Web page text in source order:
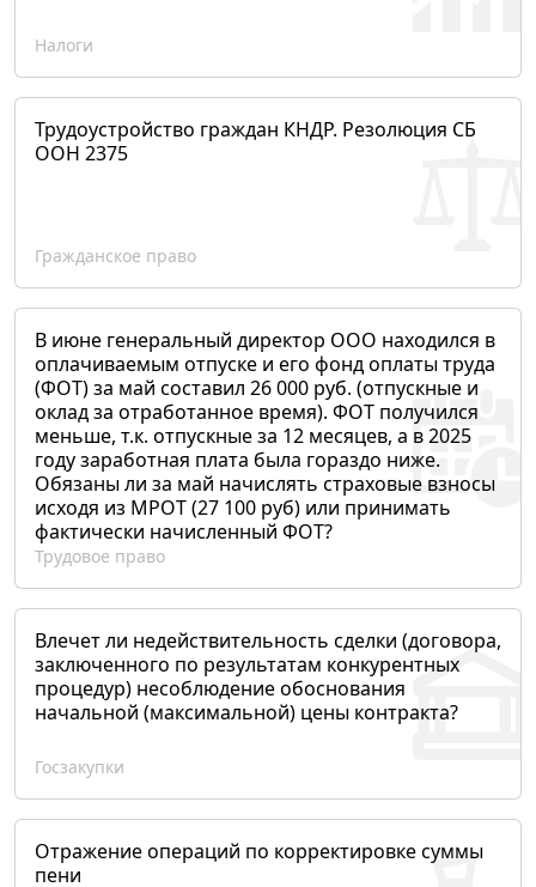
Налоги
Трудоустройство граждан КНДР. Резолюция СБ
ООН 2375
Гражданское право
В июне генеральный директор ООО находился в
оплачиваемым отпуске и его фонд оплаты труда
(ФОТ) за май составил 26 000 руб. (отпускные и
оклад за отработанное время). ФОТ получился
меньше, т.к. отпускные за 12 месяцев, а в 2025
году заработная плата была гораздо ниже.
Обязаны ли за май начислять страховые взносы
исходя из МРОТ (27 100 руб) или принимать
фактически начисленный ФОТ?
Трудовое право
Влечет ли недействительность сделки (договора,
заключенного по результатам конкурентных
процедур) несоблюдение обоснования
начальной (максимальной) цены контракта?
Госзакупки
Отражение операций по корректировке суммы
пени